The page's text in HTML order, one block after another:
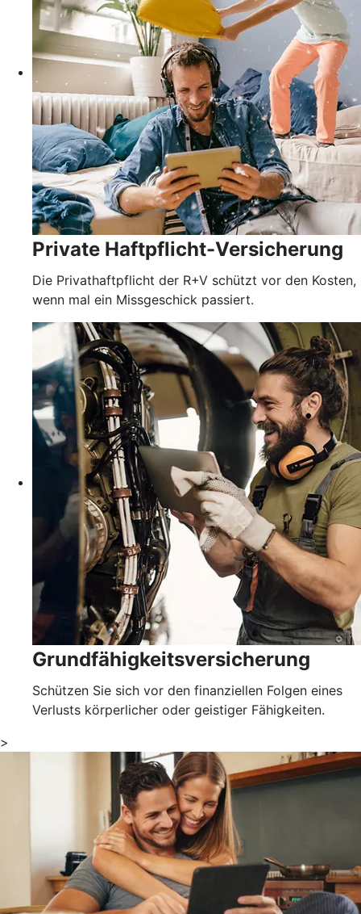
Private Haftpflicht-Versicherung
Die Privathaftpflicht der R+V schützt vor den Kosten,
wenn mal ein Missgeschick passiert.
Grundfähigkeits­versicherung
Schützen Sie sich vor den finanziellen Folgen eines
Verlusts körperlicher oder geistiger Fähigkeiten.
>